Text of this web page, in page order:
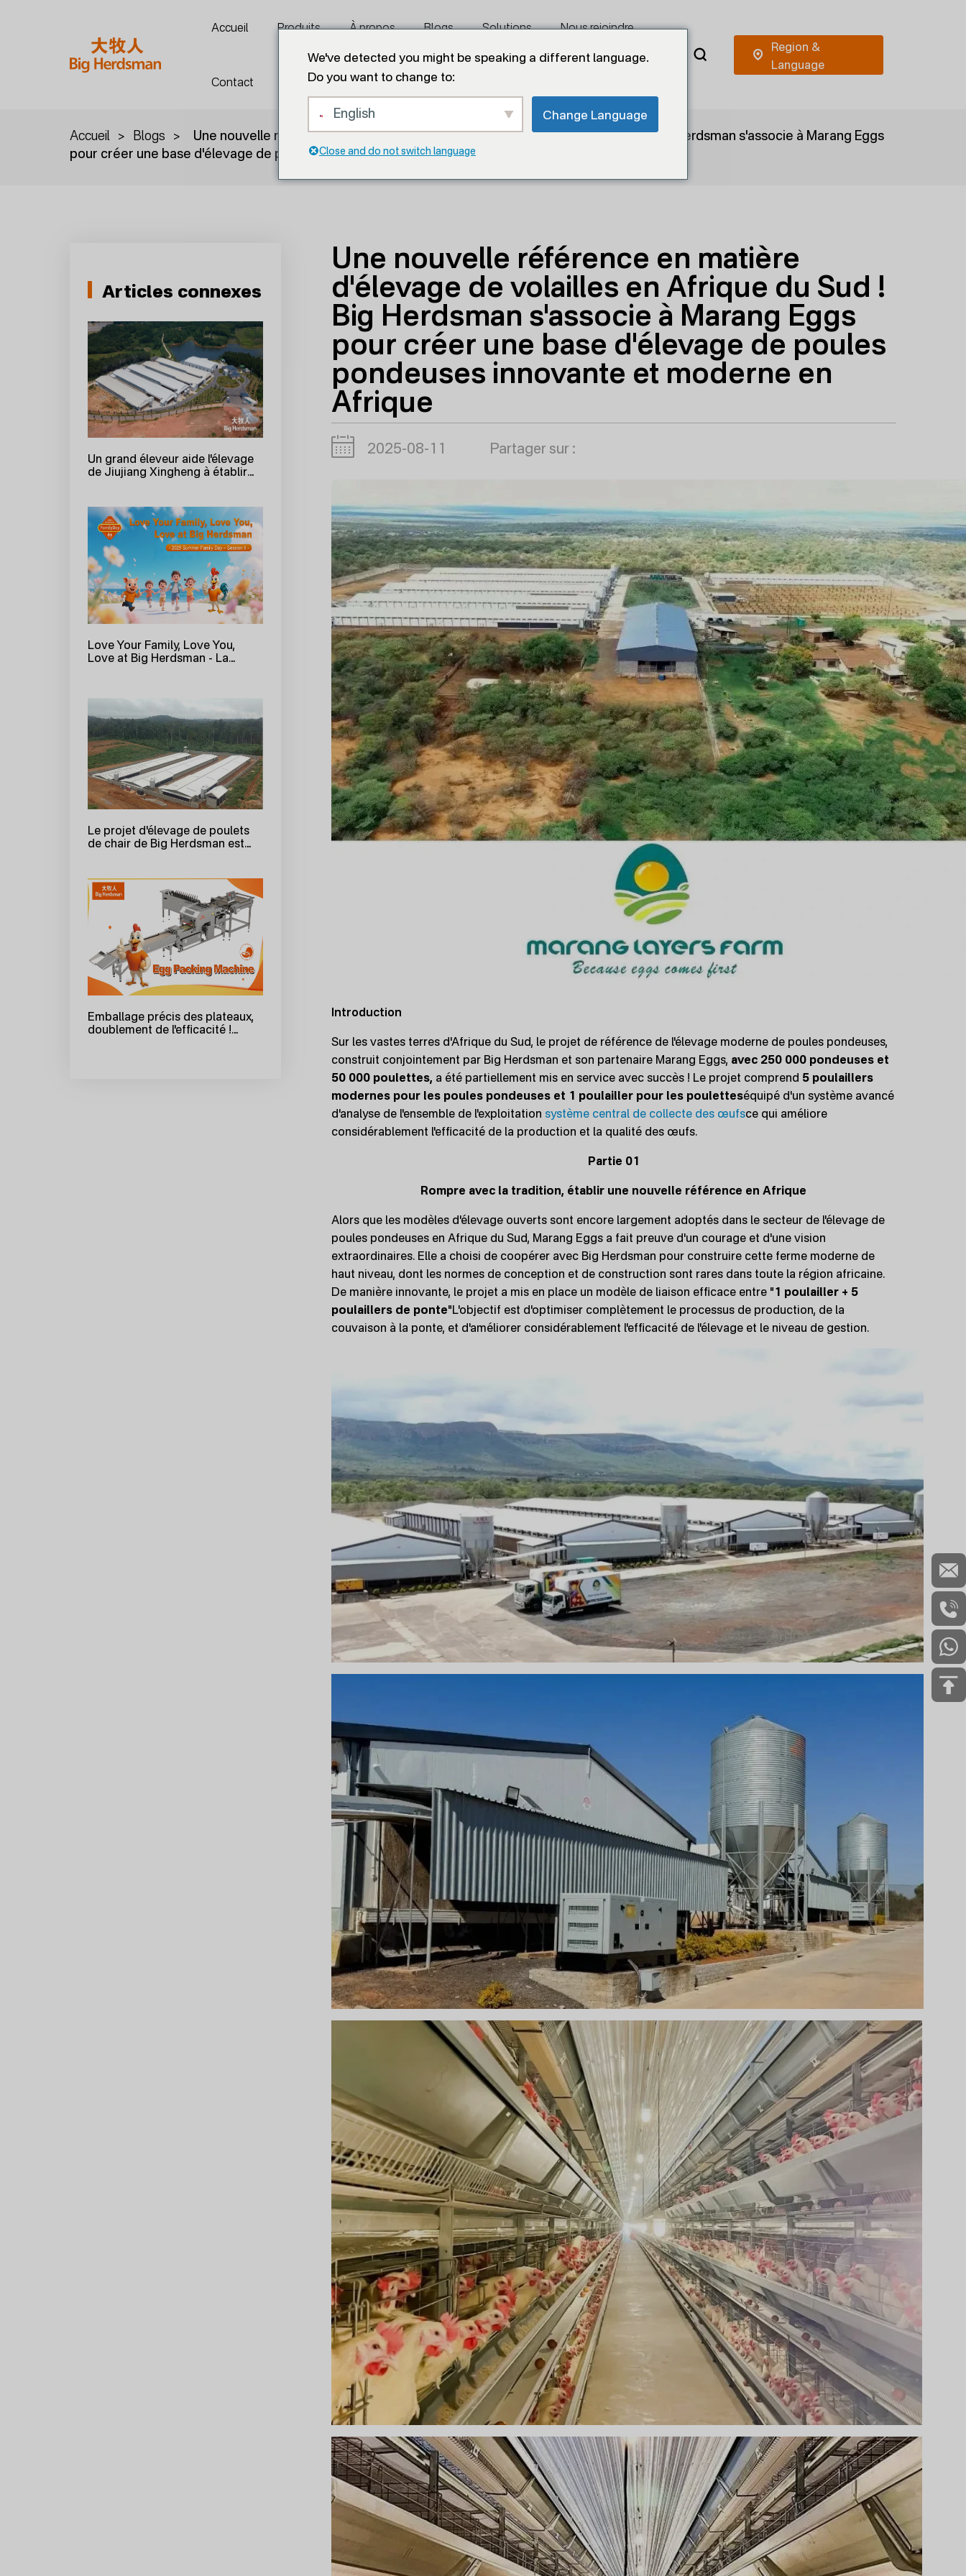
Accueil Produits À propos Blogs Solutions Nous rejoindre
Contact
Accueil > Blogs >
Une nouvelle référence en matière d'élevage de volailles en Afrique du Sud ! Big Herdsman s'associe à Marang Eggs
pour créer une base d'élevage de poules pondeuses innovante et moderne en Afrique
Articles connexes
Un grand éleveur aide l'élevage
de Jiujiang Xingheng à établir
!
Love Your Family, Love You,
Love at Big Herdsman - La
Big Herdsman s'est achevée
dans la joie !
Le projet d'élevage de poulets
de chair de Big Herdsman est
l'aviculture locale
Emballage précis des plateaux,
doublement de l'efficacité !
Une nouvelle référence en matière
d'élevage de volailles en Afrique du Sud !
Big Herdsman s'associe à Marang Eggs
pour créer une base d'élevage de poules
pondeuses innovante et moderne en
Afrique
2025-08-11 Partager sur :
Introduction
Sur les vastes terres d'Afrique du Sud, le projet de référence de l'élevage moderne de poules pondeuses,
construit conjointement par Big Herdsman et son partenaire Marang Eggs, avec 250 000 pondeuses et
50 000 poulettes, a été partiellement mis en service avec succès ! Le projet comprend 5 poulaillers
modernes pour les poules pondeuses et 1 poulailler pour les pouletteséquipé d'un système avancé
d'analyse de l'ensemble de l'exploitation système central de collecte des œufsce qui améliore
considérablement l'efficacité de la production et la qualité des œufs.
Partie 01
Rompre avec la tradition, établir une nouvelle référence en Afrique
Alors que les modèles d'élevage ouverts sont encore largement adoptés dans le secteur de l'élevage de
poules pondeuses en Afrique du Sud, Marang Eggs a fait preuve d'un courage et d'une vision
extraordinaires. Elle a choisi de coopérer avec Big Herdsman pour construire cette ferme moderne de
haut niveau, dont les normes de conception et de construction sont rares dans toute la région africaine.
De manière innovante, le projet a mis en place un modèle de liaison efficace entre "1 poulailler + 5
poulaillers de ponte"L'objectif est d'optimiser complètement le processus de production, de la
couvaison à la ponte, et d'améliorer considérablement l'efficacité de l'élevage et le niveau de gestion.
We've detected you might be speaking a different language.
Do you want to change to:
English Change Language
Close and do not switch language